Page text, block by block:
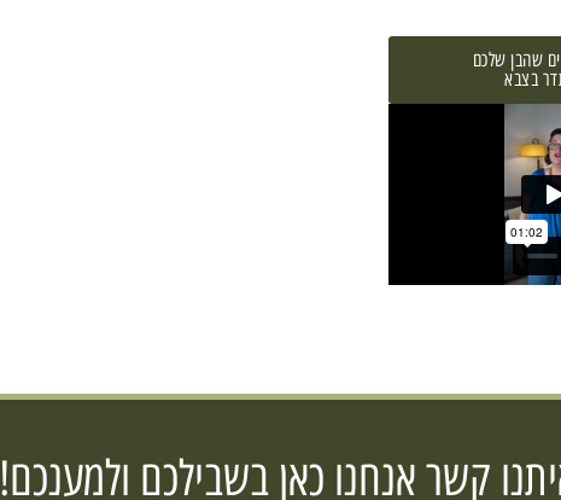
שהבן שלכם
בצבא
קשר אנחנו כאן בשבילכם ולמענכם!